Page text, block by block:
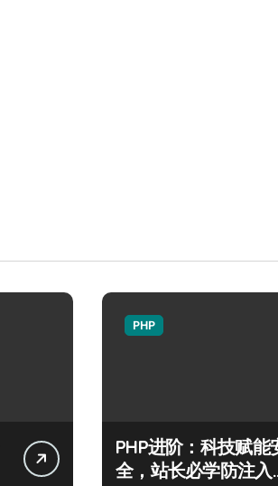
PHP
PHP进阶：科技赋能
全，站长必学防注入